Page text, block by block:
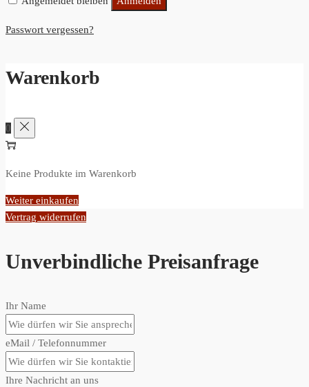
Passwort vergessen?
Warenkorb
0
Keine Produkte im Warenkorb
Weiter einkaufen
Vertrag widerrufen
Unverbindliche Preisanfrage
Ihr Name
eMail / Telefonnummer
Ihre Nachricht an uns